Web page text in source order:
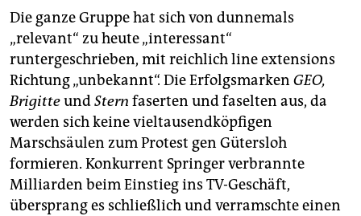
Die ganze Gruppe hat sich von dunnemals
„relevant“ zu heute „interessant“
runtergeschrieben, mit reichlich line extensions
Richtung „unbekannt“. Die Erfolgsmarken GEO,
BrigitteundStern faserten und faselten aus, da
werden sich keine vieltausendköpfigen
Marschsäulen zum Protest gen Gütersloh
formieren. Konkurrent Springer verbrannte
Milliarden beim Einstieg ins TV-Geschäft,
übersprang es schließlich und verramschte einen